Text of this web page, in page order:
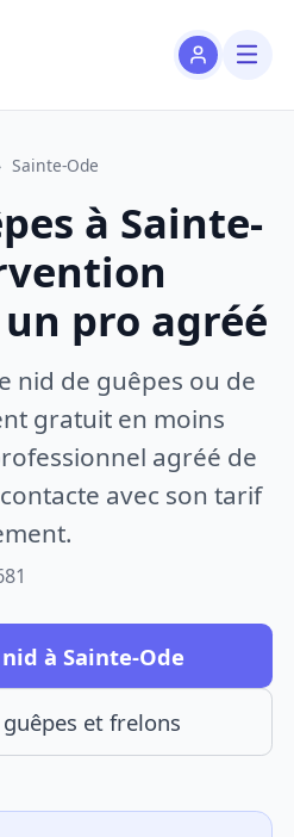
Sainte-Ode
à Sainte-
pro agréé
nid de guêpes ou de
gratuit en moins
agréé de
avec son tarif
à Sainte-Ode
et frelons